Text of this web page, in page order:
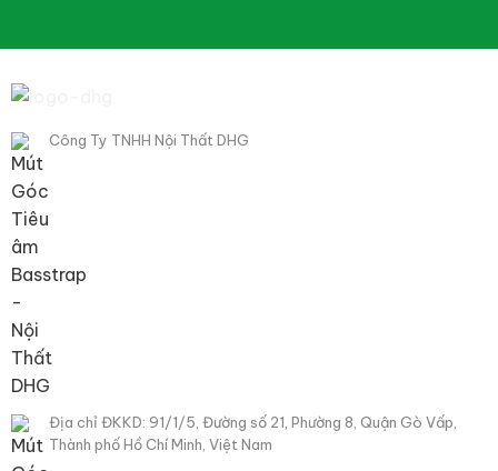
Công Ty TNHH Nội Thất DHG
Địa chỉ ĐKKD: 91/1/5, Đường số 21, Phường 8, Quận Gò Vấp,
Thành phố Hồ Chí Minh, Việt Nam